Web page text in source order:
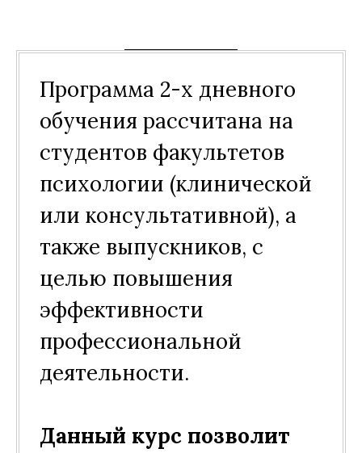
Программа 2-х дневного
обучения рассчитана на
студентов факультетов
психологии (клинической
или консультативной), а
также выпускников, с
целью повышения
эффективности
профессиональной
деятельности.
Данный курс позволит